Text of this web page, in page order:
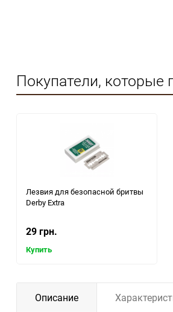
Покупатели, которые
Лезвия для безопасной бритвы
Derby Extra
29 грн.
Купить
Описание